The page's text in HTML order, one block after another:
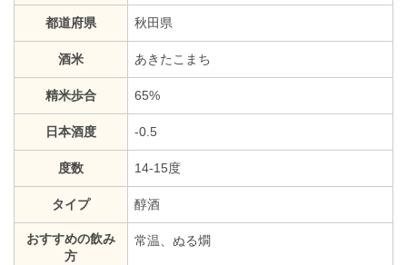
都道府県 秋田県
酒米 あきたこまち
精米歩合 65%
日本酒度 -0.5
度数 14-15度
タイプ 醇酒
おすすめの飲み
方
常温、ぬる燗